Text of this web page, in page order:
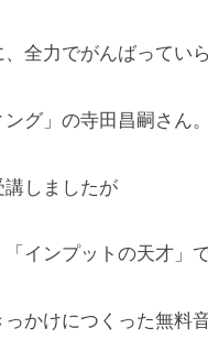
全力でがんばってい
グ」の寺田昌嗣さん。
しましたが
インプットの天才」で
かけにつくった無料